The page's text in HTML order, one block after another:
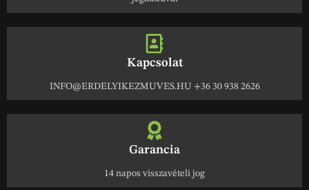
jégakkuval
Kapcsolat
INFO@ERDELYIKEZMUVES.HU +36 30 938 2626
Garancia
14 napos visszavételi jog